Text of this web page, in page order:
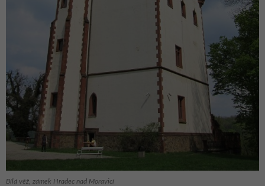
Bílá věž, zámek Hradec nad Moravicí